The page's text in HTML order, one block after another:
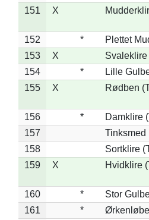
151
X
152 *
Plettet
153
X
Svaleklire
154
*
Lille
155
X Rødben
156 *
Damklire
157
Tinksmed
158
Sortklire
159
X Hvidklire
160 *
Stor
161
*